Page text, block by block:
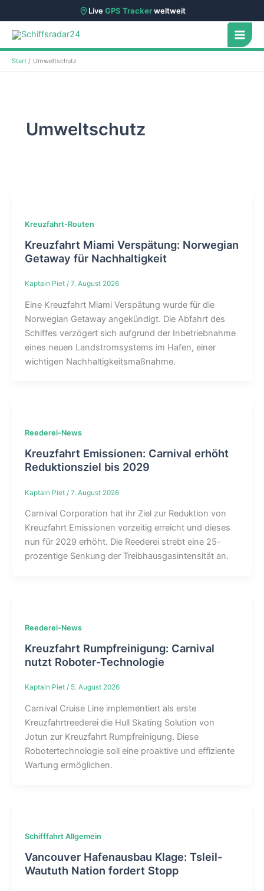
LiveGPS Trackerweltweit
Zum
Inhalt
springen
Start Umweltschutz
Umweltschutz
Kreuzfahrt-Routen
Kreuzfahrt Miami Verspätung: Norwegian
Getaway für Nachhaltigkeit
Kaptain Piet / 7. August 2026
Eine Kreuzfahrt Miami Verspätung wurde für die
Norwegian Getaway angekündigt. Die Abfahrt des
Schiffes verzögert sich aufgrund der Inbetriebnahme
eines neuen Landstromsystems im Hafen, einer
wichtigen Nachhaltigkeitsmaßnahme.
Reederei-News
Kreuzfahrt Emissionen: Carnival erhöht
Reduktionsziel bis 2029
Kaptain Piet / 7. August 2026
Carnival Corporation hat ihr Ziel zur Reduktion von
Kreuzfahrt Emissionen vorzeitig erreicht und dieses
nun für 2029 erhöht. Die Reederei strebt eine 25-
prozentige Senkung der Treibhausgasintensität an.
Reederei-News
Kreuzfahrt Rumpfreinigung: Carnival
nutzt Roboter-Technologie
Kaptain Piet / 5. August 2026
Carnival Cruise Line implementiert als erste
Kreuzfahrtreederei die Hull Skating Solution von
Jotun zur Kreuzfahrt Rumpfreinigung. Diese
Robotertechnologie soll eine proaktive und effiziente
Wartung ermöglichen.
Schifffahrt Allgemein
Vancouver Hafenausbau Klage: Tsleil-
Waututh Nation fordert Stopp